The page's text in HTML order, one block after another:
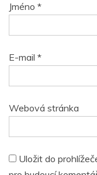
Jméno *
E-mail *
Webová stránka
Uložit do